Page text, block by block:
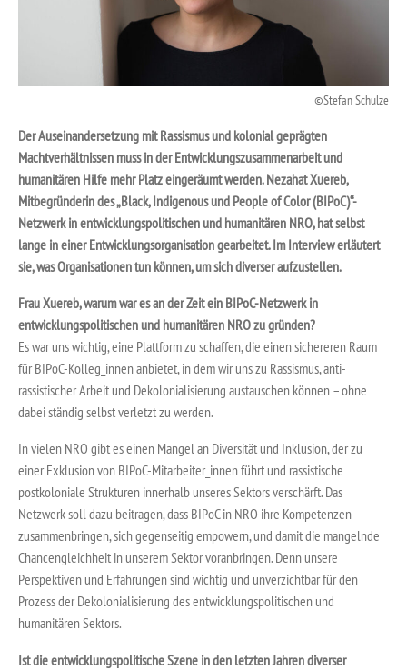
Stefan Schulze
Der Auseinandersetzung mit Rassismus und kolonial geprägten
Machtverhältnissen muss in der Entwicklungszusammenarbeit und
humanitären Hilfe mehr Platz eingeräumt werden. Nezahat Xuereb,
Mitbegründerin des „Black, Indigenous und People of Color (BIPoC)“-
Netzwerk in entwicklungspolitischen und humanitären NRO, hat selbst
lange in einer Entwicklungsorganisation gearbeitet. Im Interview erläutert
sie, was Organisationen tun können, um sich diverser aufzustellen.
Frau Xuereb, warum war es an der Zeit ein BIPoC-Netzwerk in
entwicklungspolitischen und humanitären NRO zu gründen?
Es war uns wichtig, eine Plattform zu schaffen, die einen sichereren Raum
für BIPoC-Kolleg_innen anbietet, in dem wir uns zu Rassismus, anti-
rassistischer Arbeit und Dekolonialisierung austauschen können – ohne
dabei ständig selbst verletzt zu werden.
In vielen NRO gibt es einen Mangel an Diversität und Inklusion, der zu
einer Exklusion von BIPoC-Mitarbeiter_innen führt und rassistische
postkoloniale Strukturen innerhalb unseres Sektors verschärft. Das
Netzwerk soll dazu beitragen, dass BIPoC in NRO ihre Kompetenzen
zusammenbringen, sich gegenseitig empowern, und damit die mangelnde
Chancengleichheit in unserem Sektor voranbringen. Denn unsere
Perspektiven und Erfahrungen sind wichtig und unverzichtbar für den
Prozess der Dekolonialisierung des entwicklungspolitischen und
humanitären Sektors.
Ist die entwicklungspolitische Szene in den letzten Jahren diverser